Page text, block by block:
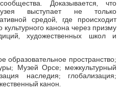
Доказывается, что
выступает не только
средой, где происходит
канона через призму
художественных школ и
образовательное пространство;
Музей Орсе; межкультурный
наследия; глобализация;
канон.